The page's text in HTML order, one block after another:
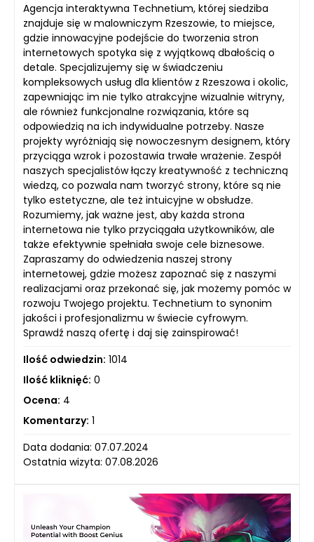
Agencja interaktywna Technetium, której siedziba
znajduje się w malowniczym Rzeszowie, to miejsce,
gdzie innowacyjne podejście do tworzenia stron
internetowych spotyka się z wyjątkową dbałością o
detale. Specjalizujemy się w świadczeniu
kompleksowych usług dla klientów z Rzeszowa i okolic,
zapewniając im nie tylko atrakcyjne wizualnie witryny,
ale również funkcjonalne rozwiązania, które są
odpowiedzią na ich indywidualne potrzeby. Nasze
projekty wyróżniają się nowoczesnym designem, który
przyciąga wzrok i pozostawia trwałe wrażenie. Zespół
naszych specjalistów łączy kreatywność z techniczną
wiedzą, co pozwala nam tworzyć strony, które są nie
tylko estetyczne, ale też intuicyjne w obsłudze.
Rozumiemy, jak ważne jest, aby każda strona
internetowa nie tylko przyciągała użytkowników, ale
także efektywnie spełniała swoje cele biznesowe.
Zapraszamy do odwiedzenia naszej strony
internetowej, gdzie możesz zapoznać się z naszymi
realizacjami oraz przekonać się, jak możemy pomóc w
rozwoju Twojego projektu. Technetium to synonim
jakości i profesjonalizmu w świecie cyfrowym.
Sprawdź naszą ofertę i daj się zainspirować!
Ilość odwiedzin: 1014
Ilość kliknięć: 0
Ocena: 4
Komentarzy: 1
Data dodania: 07.07.2024
Ostatnia wizyta: 07.08.2026